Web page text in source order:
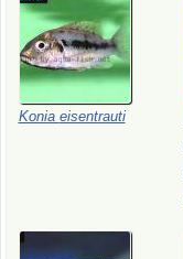
Konia eisentrauti